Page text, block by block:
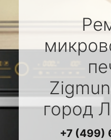
город
+7 (499)